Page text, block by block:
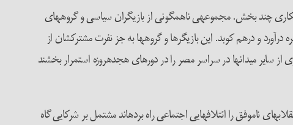
بود محصول همکاری چند بخش. مجموعه­ی ناهمگونی از بازیگران سیاسی و گروه­های
درآورد و درهم کوبد. این بازیگرها و گروه­ها به جز نفرت مشترک­شان از
از سایر میدان­ها در سراسر مصر را در دوره­ای هجده­روزه استمرار بخشند
ناموفق را ائتلاف­هایی اجتماعی راه برده­اند مشتمل بر شرکایی گاه